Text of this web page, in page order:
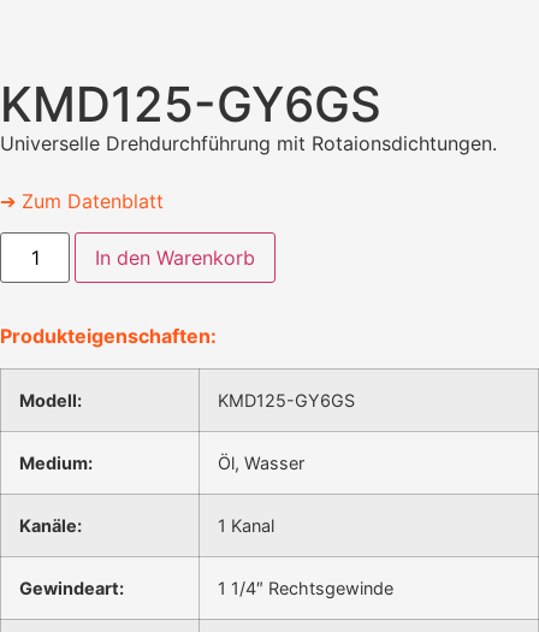
KMD125-GY6GS
Universelle Drehdurchführung mit Rotaionsdichtungen.
➔ Zum Datenblatt
In den Warenkorb
Produkteigenschaften:
Modell: KMD125-GY6GS
Medium: Öl, Wasser
Kanäle: 1 Kanal
Gewindeart: 1 1/4″ Rechtsgewinde